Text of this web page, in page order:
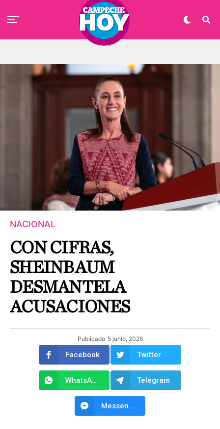
NACIONAL
CON CIFRAS,
SHEINBAUM
DESMANTELA
ACUSACIONES
Publicado 5 junio, 2026
Facebook Twitter
WhatsApp Telegram
Messenger